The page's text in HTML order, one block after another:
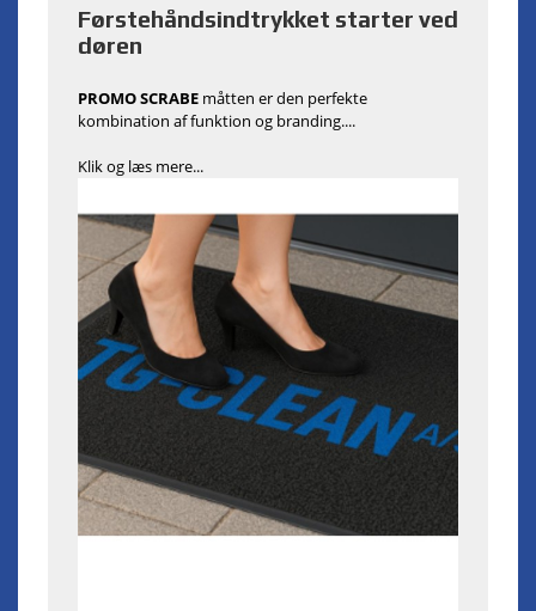
Førstehåndsindtrykket starter ved
døren
PROMO SCRABE måtten er den perfekte
kombination af funktion og branding....
Klik og læs mere...